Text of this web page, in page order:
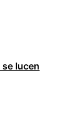
lucen